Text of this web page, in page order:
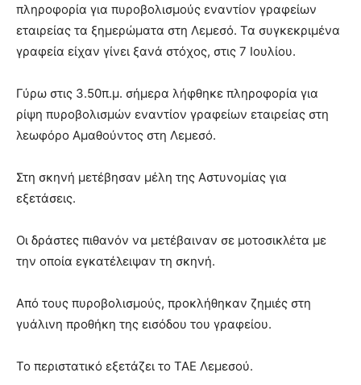
πληροφορία για πυροβολισμούς εναντίον γραφείων
εταιρείας τα ξημερώματα στη Λεμεσό. Τα συγκεκριμένα
γραφεία είχαν γίνει ξανά στόχος, στις 7 Ιουλίου.
Γύρω στις 3.50π.μ. σήμερα λήφθηκε πληροφορία για
ρίψη πυροβολισμών εναντίον γραφείων εταιρείας στη
λεωφόρο Αμαθούντος στη Λεμεσό.
Στη σκηνή μετέβησαν μέλη της Αστυνομίας για
εξετάσεις.
Οι δράστες πιθανόν να μετέβαιναν σε μοτοσικλέτα με
την οποία εγκατέλειψαν τη σκηνή.
Από τους πυροβολισμούς, προκλήθηκαν ζημιές στη
γυάλινη προθήκη της εισόδου του γραφείου.
Το περιστατικό εξετάζει το ΤΑΕ Λεμεσού.